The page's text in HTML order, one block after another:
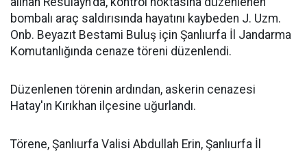
bombalı araç saldırısında hayatını kaybeden J. Uzm.
Onb. Beyazıt Bestami Buluş için Şanlıurfa İl Jandarma
Komutanlığında cenaze töreni düzenlendi.
Düzenlenen törenin ardından, askerin cenazesi
Hatay'ın Kırıkhan ilçesine uğurlandı.
Törene, Şanlıurfa Valisi Abdullah Erin, Şanlıurfa İl